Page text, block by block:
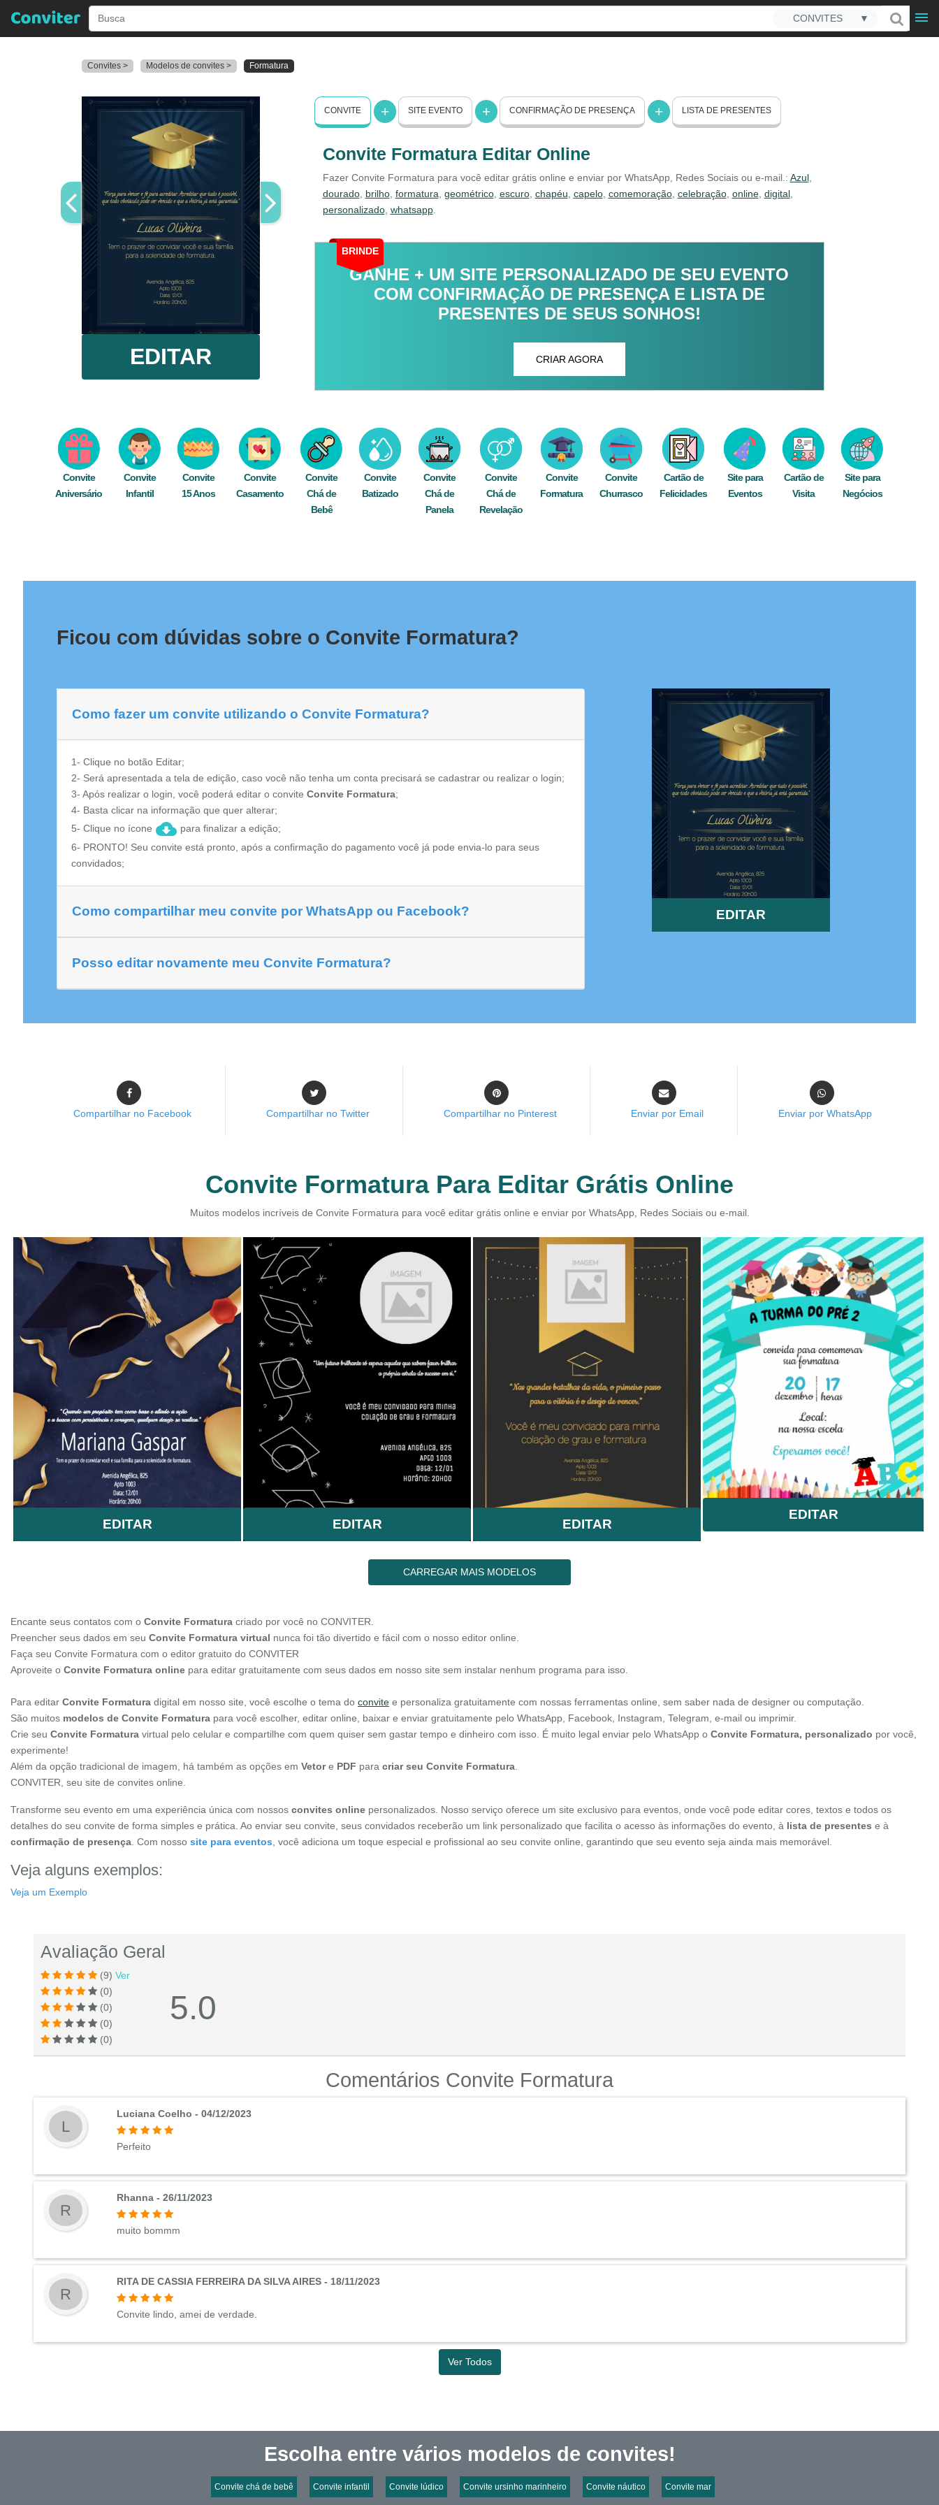
CONVITES ▼
Convites > Modelos de convites > Formatura
EDITAR
CONVITE SITE EVENTO CONFIRMAÇÃO DE PRESENÇA LISTA DE PRESENTES
Convite Formatura Editar Online
Fazer Convite Formatura para você editar grátis online e enviar por WhatsApp, Redes Sociais ou e-mail.: Azul,
dourado, brilho, formatura geométrico, escuro, chapéu capelo, comemoração, celebração, online, digital,
personalizado, whatsapp.
BRINDE
GANHE + UM SITE PERSONALIZADO DE SEU EVENTO
COM CONFIRMAÇÃO DE PRESENÇA E LISTA DE
PRESENTES DE SEUS SONHOS!
CRIAR AGORA
Convite
Aniversário
Convite
Infantil
Convite
15 Anos
Convite
Casamento
Convite
Chá de
Bebê
Convite
Batizado
Convite
Chá de
Panela
Convite
Chá de
Revelação
Convite
Formatura
Convite
Churrasco
Cartão de
Felicidades
Site para
Eventos
Cartão de
Visita
Site para
Negócios
Ficou com dúvidas sobre o Convite Formatura?
Como fazer um convite utilizando o Convite Formatura?
1- Clique no botão Editar;
2- Será apresentada a tela de edição, caso você não tenha um conta precisará se cadastrar ou realizar o login;
3- Após realizar o login, você poderá editar o convite Convite Formatura;
4- Basta clicar na informação que quer alterar;
5- Clique no ícone
para finalizar a edição;
6- PRONTO! Seu convite está pronto, após a confirmação do pagamento você já pode envia-lo para seus
convidados;
Como compartilhar meu convite por WhatsApp ou Facebook?
Posso editar novamente meu Convite Formatura?
EDITAR
Compartilhar no Facebook Compartilhar no Twitter Compartilhar no Pinterest Enviar por Email Enviar por WhatsApp
Convite Formatura Para Editar Grátis Online
Muitos modelos incríveis de Convite Formatura para você editar grátis online e enviar por WhatsApp, Redes Sociais ou e-mail.
EDITAR EDITAR EDITAR
EDITAR
CARREGAR MAIS MODELOS
Encante seus contatos com o Convite Formatura criado por você no CONVITER.
Preencher seus dados em seu Convite Formatura virtual nunca foi tão divertido e fácil com o nosso editor online.
Faça seu Convite Formatura com o editor gratuito do CONVITER
Aproveite o Convite Formatura online para editar gratuitamente com seus dados em nosso site sem instalar nenhum programa para isso.
Para editar Convite Formatura digital em nosso site, você escolhe o tema do convite e personaliza gratuitamente com nossas ferramentas online, sem saber nada de designer ou computação.
São muitos modelos de Convite Formatura para você escolher, editar online, baixar e enviar gratuitamente pelo WhatsApp, Facebook, Instagram, Telegram, e-mail ou imprimir.
Crie seu Convite Formatura virtual pelo celular e compartilhe com quem quiser sem gastar tempo e dinheiro com isso. É muito legal enviar pelo WhatsApp o Convite Formatura, personalizado por você,
experimente!
Além da opção tradicional de imagem, há também as opções em Vetore PDF para criar seu Convite Formatura
CONVITER, seu site de convites online.
Transforme seu evento em uma experiência única com nossos convites online personalizados. Nosso serviço oferece um site exclusivo para eventos, onde você pode editar cores, textos e todos os
detalhes do seu convite de forma simples e prática. Ao enviar seu convite, seus convidados receberão um link personalizado que facilita o acesso às informações do evento, à lista de presentes e à
confirmação de presença . Com nosso site para eventos , você adiciona um toque especial e profissional ao seu convite online, garantindo que seu evento seja ainda mais memorável.
Veja alguns exemplos:
Veja um Exemplo
Avaliação Geral
(9) Ver
(0)
(0)
(0)
(0)
5.0
Comentários Convite Formatura
L
Luciana Coelho - 04/12/2023
Perfeito
R
Rhanna - 26/11/2023
muito bommm
R
RITA DE CASSIA FERREIRA DA SILVA AIRES - 18/11/2023
Convite lindo, amei de verdade.
Ver Todos
Escolha entre vários modelos de convites!
Convite chá de bebê Convite infantil Convite lúdico Convite ursinho marinheiro Convite náutico Convite mar